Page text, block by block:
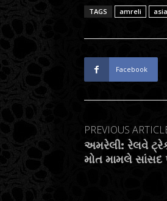
TAGS amreli
Facebook
PREVIOUS
અમરેલી: રેલવે
મોત મામલે સાંસદ